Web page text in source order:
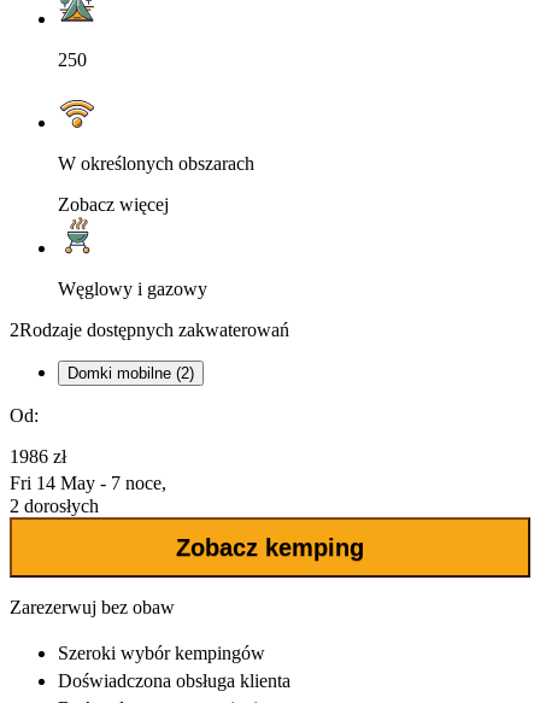
250
W określonych obszarach
Zobacz więcej
Węglowy i gazowy
2Rodzaje dostępnych zakwaterowań
Domki mobilne (2)
Od:
1986 zł
Fri 14 May - 7 noce,
2 dorosłych
Zobacz kemping
Zarezerwuj bez obaw
Szeroki wybórkempingów
Doświadczona obsługa klienta